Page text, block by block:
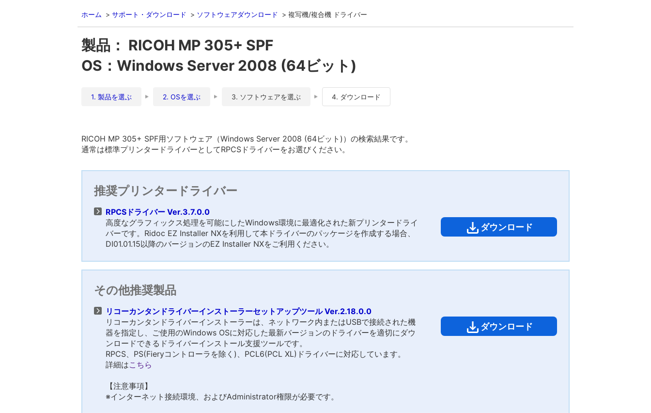
ホーム サポート・ダウンロード ソフトウェアダウンロード 複写機/複合機 ドライバー
製品： RICOH MP 305+ SPF
OS：Windows Server 2008 (64ビット)
1. 製品を選ぶ 2. OSを選ぶ 3. ソフトウェアを選ぶ 4. ダウンロード
RICOH MP 305+ SPF用ソフトウェア（Windows Server 2008 (64ビット)）の検索結果です。
通常は標準プリンタードライバーとしてRPCSドライバーをお選びください。
推奨プリンタードライバー
RPCSドライバー Ver.3.7.0.0
ダウンロード
高度なグラフィックス処理を可能にしたWindows環境に最適化された新プリンタードライ
バーです。Ridoc EZ Installer NXを利用して本ドライバーのパッケージを作成する場合、
DI01.01.15以降のバージョンのEZ Installer NXをご利用ください。
その他推奨製品
リコーカンタンドライバーインストーラーセットアップツール Ver.2.18.0.0
ダウンロード
リコーカンタンドライバーインストーラーは、ネットワーク内またはUSBで接続された機
器を指定し、ご使用のWindows OSに対応した最新バージョンのドライバーを適切にダウ
ンロードできるドライバーインストール支援ツールです。
RPCS、PS(Fieryコントローラを除く)、PCL6(PCL XL)ドライバーに対応しています。
詳細はこちら
【注意事項】
※インターネット接続環境、およびAdministrator権限が必要です。